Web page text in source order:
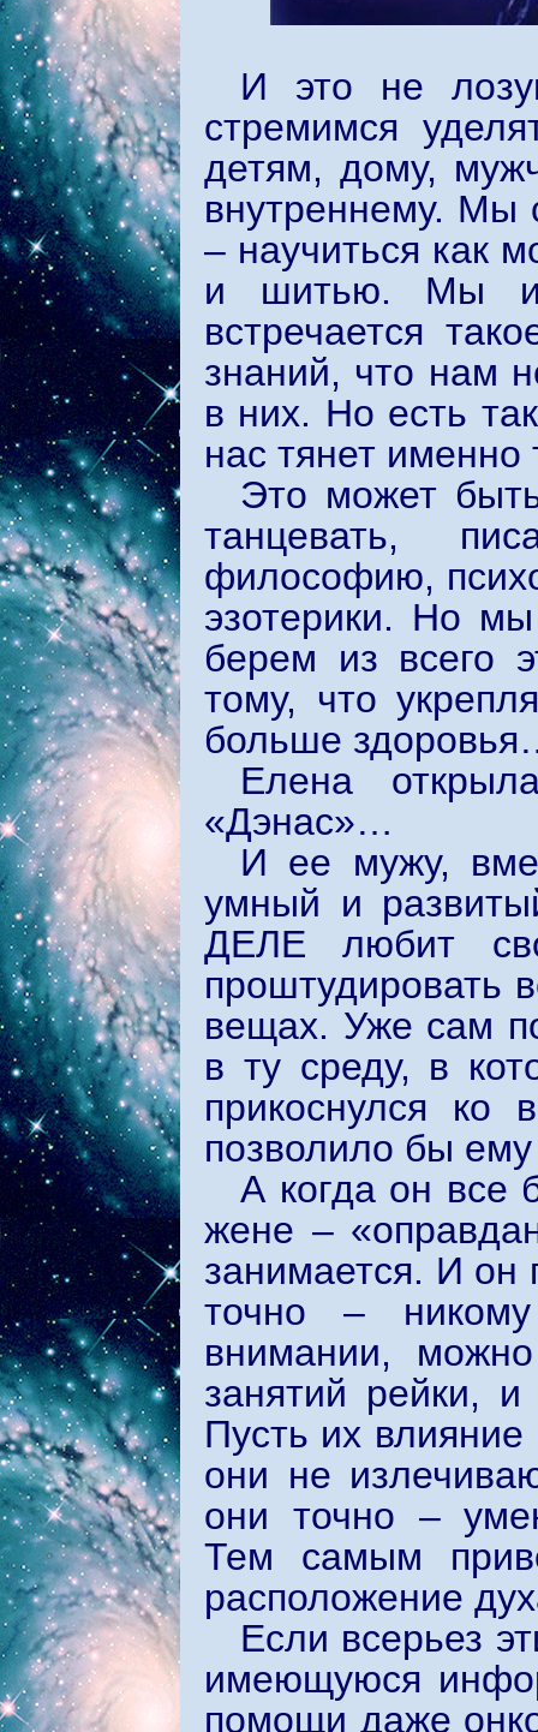
И это не
стремимся
детям, дому,
внутреннему. Мы
– научиться как
и шитью. Мы
встречается
знаний, что нам
в них. Но есть
нас тянет именно
Это может
танцевать,
философию,
эзотерики. Но
берем из всего
тому, что
больше
Елена
«Дэнас»…
И ее мужу,
умный и
ДЕЛЕ любит
проштудировать
вещах. Уже сам
в ту среду, в
прикоснулся ко
позволило бы
А когда он все
жене –
занимается. И он
точно –
внимании,
занятий рейки,
Пусть их
они не
они точно –
Тем самым
расположение
Если всерьез
имеющуюся
помощи даже